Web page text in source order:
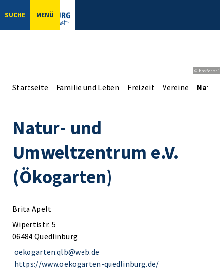
SUCHE MENÜ
© bbsferrari
Startseite Familie und Leben Freizeit Vereine
Natur- und
Umweltzentrum e.V.
(Ökogarten)
Brita Apelt
Wipertistr. 5
06484 Quedlinburg
oekogarten.qlb@web.de
https://www.oekogarten-quedlinburg.de/